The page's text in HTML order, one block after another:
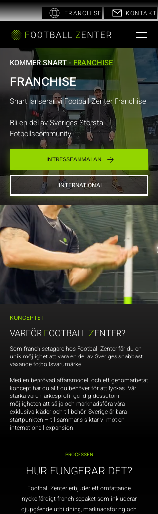
FRANCHISE KONTAKT
KOMMER SNART - FRANCHISE
FRANCHISE
Snart lanserar vi Football Zenter Franchise
–
Bli en del av Sveriges Största
Fotbollscommunity
INTRESSEANMÄLAN
INTERNATIONAL
KONCEPTET
VARFÖRFOOTBALLZENTER?
Som franchisetagare hos Football Zenter får du en
unik möjlighet att vara en del av Sveriges snabbast
växande fotbollsvarumärke.
Med en beprövad affärsmodell och ett genomarbetat
koncept har du allt du behöver för att lyckas. Vår
starka varumärkesprofil ger dig dessutom
möjligheten att sälja och marknadsföra våra
exklusiva kläder och tillbehör. Sverige är bara
startpunkten – tillsammans siktar vi mot en
internationell expansion!
PROCESSEN
HUR FUNGERAR DET?
Football Zenter erbjuder ett omfattande
nyckelfärdigt franchisepaket som inkluderar
djupgående utbildning, marknadsföring och